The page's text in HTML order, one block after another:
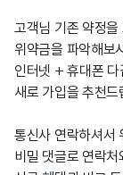
고객님 기존 약정을
위약금을 파악해보
인터넷 + 휴대폰
새로 가입을 추천드
통신사 연락하셔서
비밀 댓글로 연락